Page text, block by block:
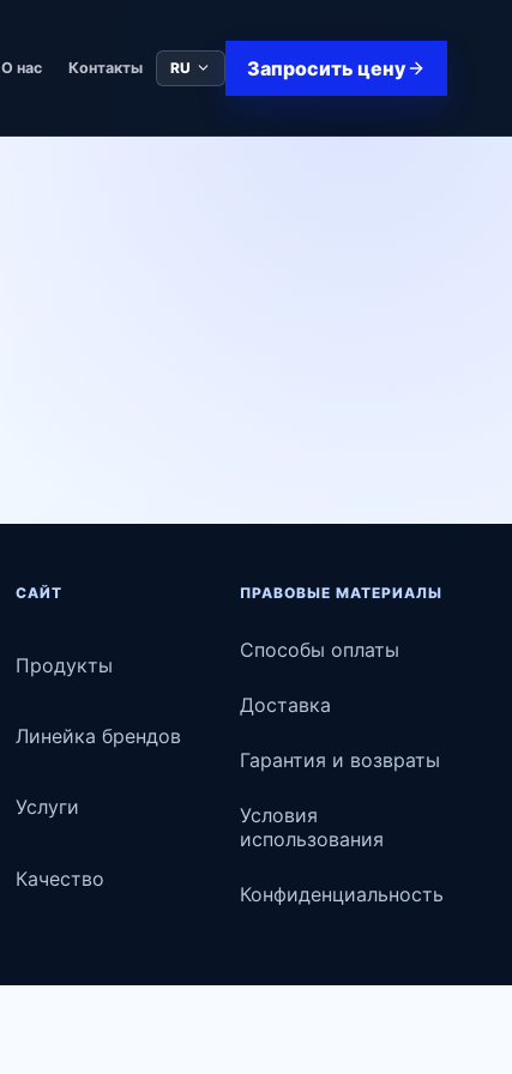
О нас Контакты RU Запросить цену
САЙТ
Продукты
Линейка брендов
Услуги
Качество
ПРАВОВЫЕ МАТЕРИАЛЫ
Способы оплаты
Доставка
Гарантия и возвраты
Условия
использования
Конфиденциальность